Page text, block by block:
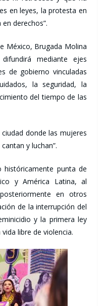
en leyes, la protesta en
derechos”.
México, Brugada Molina
mediante ejes
de gobierno vinculadas
la seguridad, la
del tiempo de las
donde las mujeres
y luchan”.
punta de
y América Latina, al
en otros
de la interrupción del
y la primera ley
libre de violencia.